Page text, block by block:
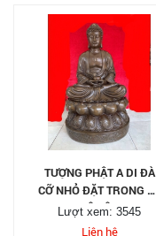
TƯỢNG PHẬT A DI ĐÀ
CỠ NHỎ ĐẶT TRONG XE
Ô TÔ
Lượt xem: 3545
Liên hệ